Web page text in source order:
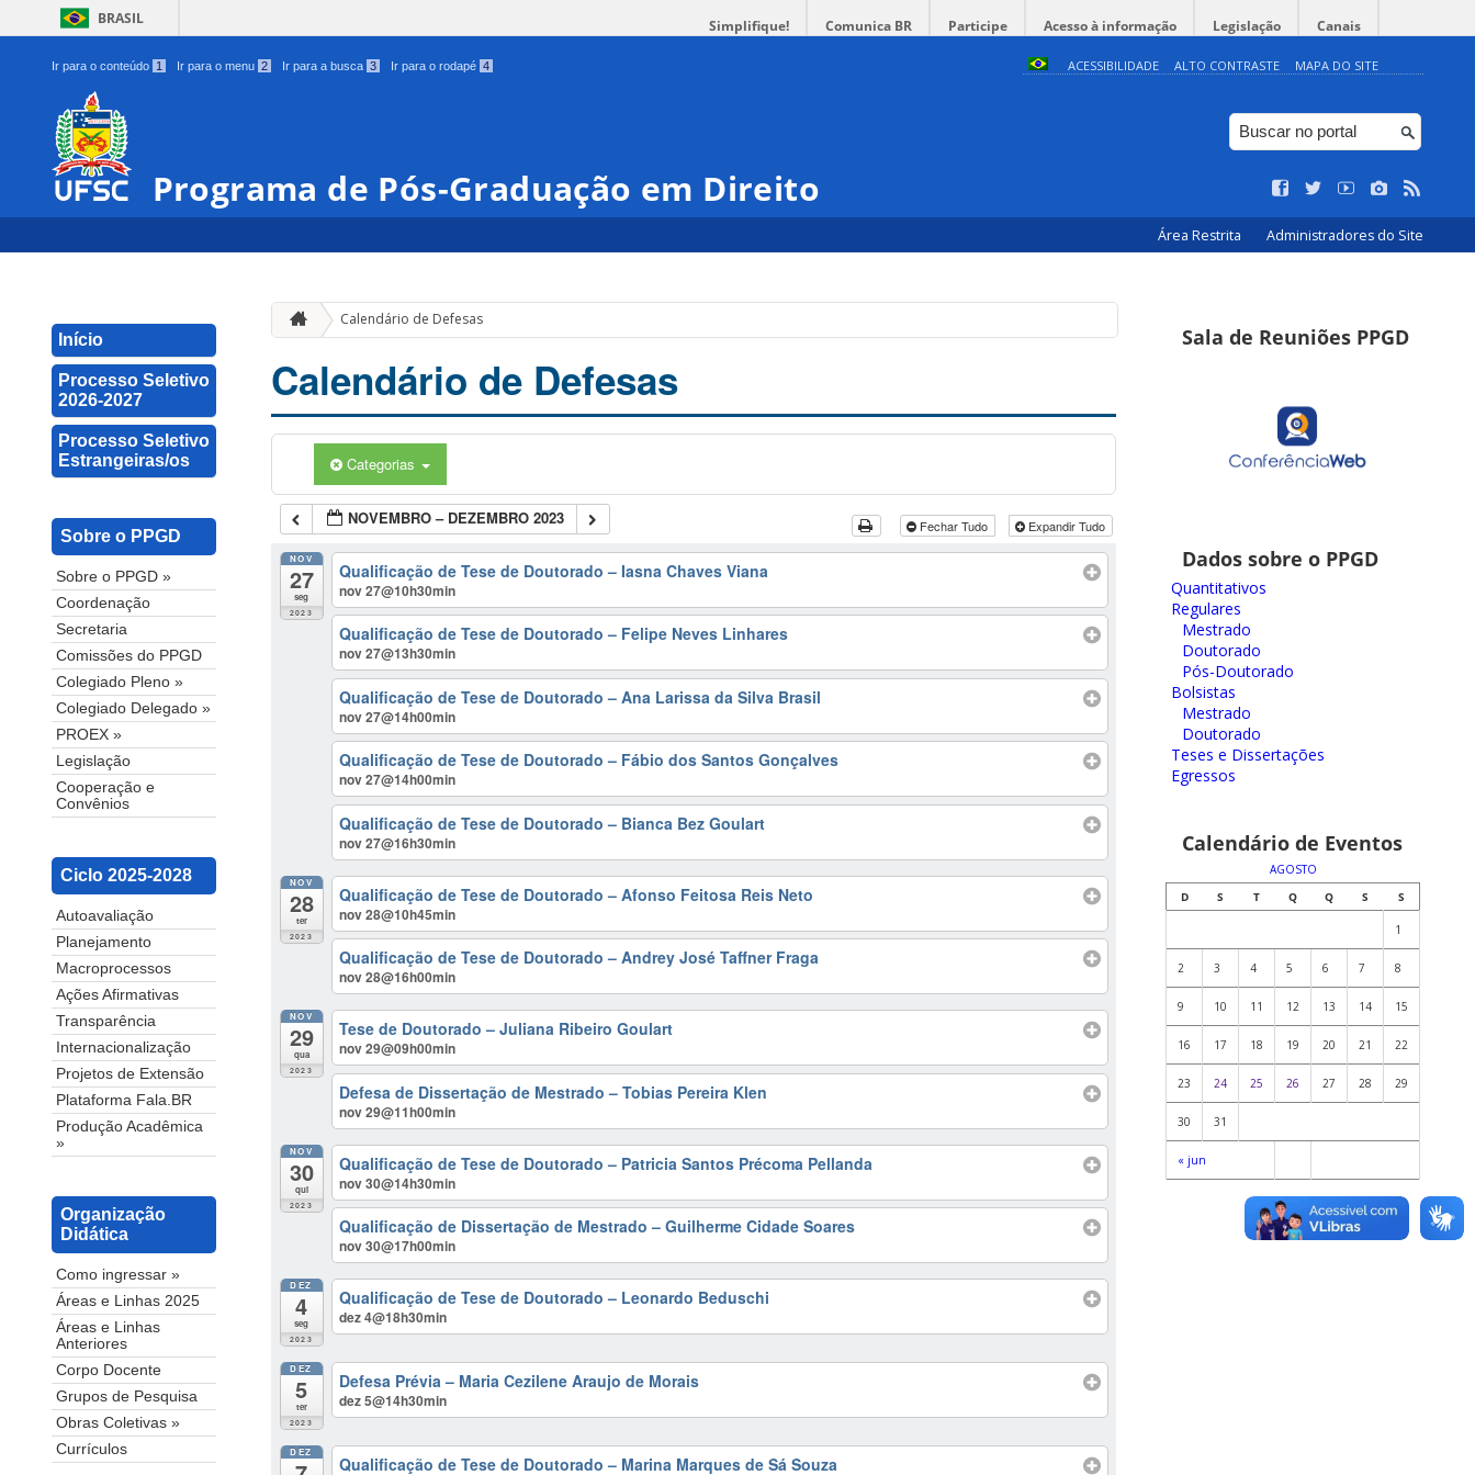
BRASIL Simplifique! Comunica BR Participe Acesso à informação Legislação Canais
Ir para o conteúdo 1 Ir para o menu 2 Ir para a busca 3 Ir para o rodapé 4 ACESSIBILIDADE ALTO CONTRASTE MAPA DO SITE
Programa de Pós-Graduação em Direito
Área Restrita Administradores do Site
Início
Processo Seletivo
2026-2027
Processo Seletivo
Estrangeiras/os
Sobre o PPGD
Sobre o PPGD »
Coordenação
Secretaria
Comissões do PPGD
Colegiado Pleno »
Colegiado Delegado »
PROEX »
Legislação
Cooperação e
Convênios
Ciclo 2025-2028
Autoavaliação
Planejamento
Macroprocessos
Ações Afirmativas
Transparência
Internacionalização
Projetos de Extensão
Plataforma Fala.BR
Produção Acadêmica
»
Organização
Didática
Como ingressar »
Áreas e Linhas 2025
Áreas e Linhas
Anteriores
Corpo Docente
Grupos de Pesquisa
Obras Coletivas »
Currículos
Calendário de Defesas
Calendário de Defesas
Categorias
NOVEMBRO – DEZEMBRO 2023 Fechar Tudo Expandir Tudo
NOV
27
seg
2023
Qualificação de Tese de Doutorado – Iasna Chaves Viana
nov 27@10h30min
Qualificação de Tese de Doutorado – Felipe Neves Linhares
nov 27@13h30min
Qualificação de Tese de Doutorado – Ana Larissa da Silva Brasil
nov 27@14h00min
Qualificação de Tese de Doutorado – Fábio dos Santos Gonçalves
nov 27@14h00min
Qualificação de Tese de Doutorado – Bianca Bez Goulart
nov 27@16h30min
NOV
28
ter
2023
Qualificação de Tese de Doutorado – Afonso Feitosa Reis Neto
nov 28@10h45min
Qualificação de Tese de Doutorado – Andrey José Taffner Fraga
nov 28@16h00min
NOV
29
qua
2023
Tese de Doutorado – Juliana Ribeiro Goulart
nov 29@09h00min
Defesa de Dissertação de Mestrado – Tobias Pereira Klen
nov 29@11h00min
NOV
30
qui
2023
Qualificação de Tese de Doutorado – Patricia Santos Précoma Pellanda
nov 30@14h30min
Qualificação de Dissertação de Mestrado – Guilherme Cidade Soares
nov 30@17h00min
DEZ
4
seg
2023
Qualificação de Tese de Doutorado – Leonardo Beduschi
dez 4@18h30min
DEZ
5
ter
2023
Defesa Prévia – Maria Cezilene Araujo de Morais
dez 5@14h30min
DEZ
Qualificação de Tese de Doutorado – Marina Marques de Sá Souza
Sala de Reuniões PPGD
Dados sobre o PPGD
Quantitativos
Regulares
Mestrado
Doutorado
Pós-Doutorado
Bolsistas
Mestrado
Doutorado
Teses e Dissertações
Egressos
Calendário de Eventos
AGOSTO
D
S T Q Q S S
« jun
1
2 3 4 5 6 7 8
9 10 11 12 13 14 15
16 17 18 19 20 21 22
23 24 25 26 27 28 29
30 31